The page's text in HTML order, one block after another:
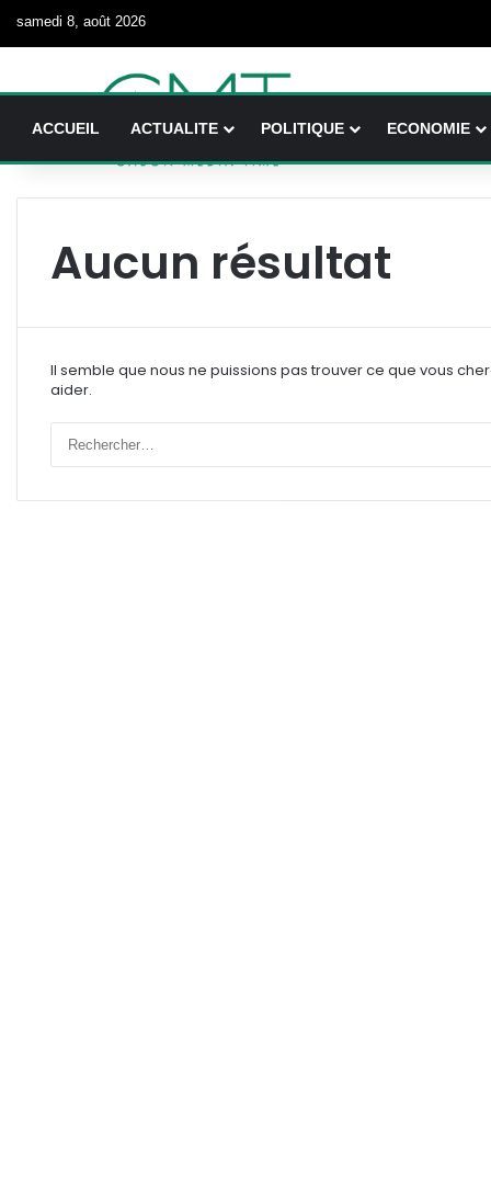
samedi 8, août 2026
ACCUEIL ACTUALITE POLITIQUE ECONOMIE
Aucun résultat
Il semble que nous ne puissions pas trouver ce que vous
aider.